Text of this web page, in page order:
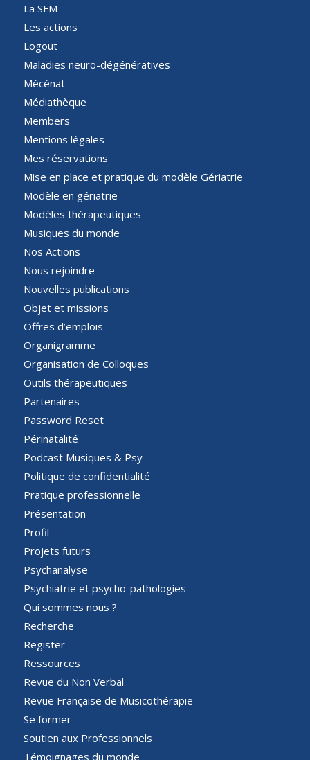
La SFM
Les actions
Logout
Maladies neuro-dégénératives
Mécénat
Médiathèque
Members
Mentions légales
Mes réservations
Mise en place et pratique du modèle Gériatrie
Modèle en gériatrie
Modèles thérapeutiques
Musiques du monde
Nos Actions
Nous rejoindre
Nouvelles publications
Objet et missions
Offres d’emplois
Organigramme
Organisation de Colloques
Outils thérapeutiques
Partenaires
Password Reset
Périnatalité
Podcast Musiques & Psy
Politique de confidentialité
Pratique professionnelle
Présentation
Profil
Projets futurs
Psychanalyse
Psychiatrie et psycho-pathologies
Qui sommes nous ?
Recherche
Register
Ressources
Revue du Non Verbal
Revue Française de Musicothérapie
Se former
Soutien aux Professionnels
Témoignages du monde